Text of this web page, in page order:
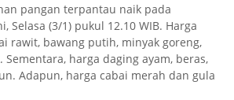
pangan terpantau naik pada
Selasa (3/1) pukul 12.10 WIB. Harga
rawit, bawang putih, minyak goreng,
harga daging ayam, beras,
Adapun, harga cabai merah dan gula